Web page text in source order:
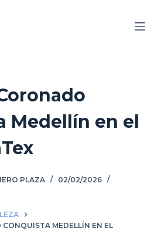
Medellín en el
PLAZA
02/02/2026
MEDELLÍN EN EL